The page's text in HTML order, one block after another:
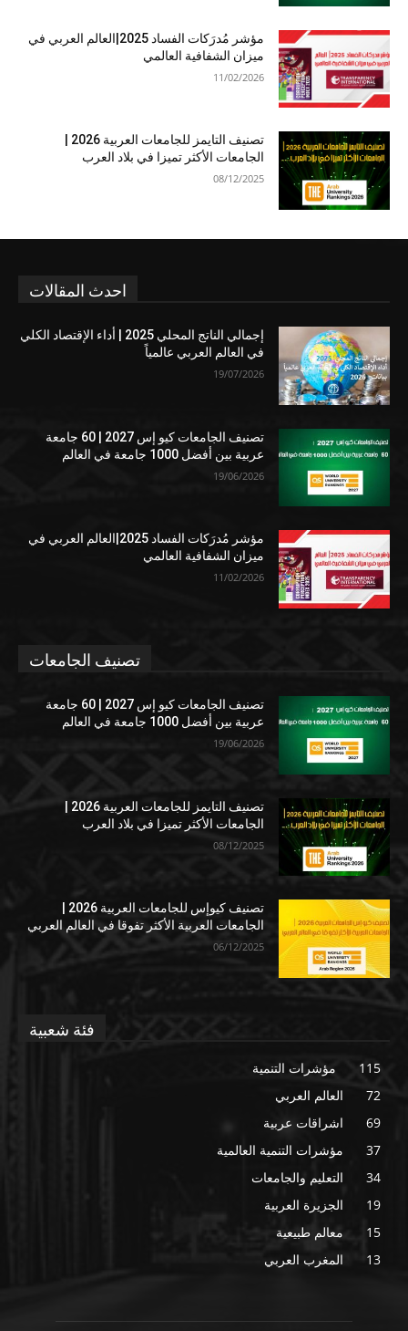
مؤشر مُدرَكات الفساد 2025|العالم العربي في
ميزان الشفافية العالمي
11/02/2026
الجامعات الأكثر تميزا في بلاد العرب
08/12/2025
احدث المقالات
إجمالي الناتج المحلي 2025 | أداء الإقتصاد الكلي
في العالم العربي عالمياً
19/07/2026
تصنيف الجامعات كيو إس 2027 | 60 جامعة
عربية بين أفضل 1000 جامعة في العالم
19/06/2026
مؤشر مُدرَكات الفساد 2025|العالم العربي في
ميزان الشفافية العالمي
11/02/2026
تصنيف الجامعات
تصنيف الجامعات كيو إس 2027 | 60 جامعة
عربية بين أفضل 1000 جامعة في العالم
19/06/2026
الجامعات الأكثر تميزا في بلاد العرب
08/12/2025
الجامعات العربية الأكثر تفوقا في العالم العربي
06/12/2025
فئة شعبية
مؤشرات التنمية
115
العالم العربي
72
اشراقات عربية
69
مؤشرات التنمية العالمية
37
التعليم والجامعات
34
الجزيرة العربية
19
معالم طبيعية
15
المغرب العربي
13